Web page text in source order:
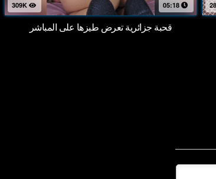
05:18
قحبة جزائرية تعرض طيزها على المباشر